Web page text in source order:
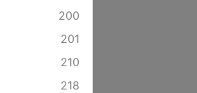
200
201
210
218